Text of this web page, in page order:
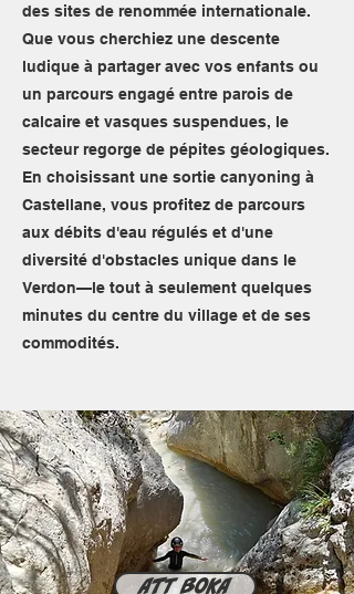
des sites de renommée internationale.
Que vous cherchiez une descente
ludique à partager avec vos enfants ou
un parcours engagé entre parois de
calcaire et vasques suspendues, le
secteur regorge de pépites géologiques.
En choisissant une sortie canyoning à
Castellane, vous profitez de parcours
aux débits d'eau régulés et d'une
diversité d'obstacles unique dans le
Verdon—le tout à seulement quelques
minutes du centre du village et de ses
commodités.
Att boka